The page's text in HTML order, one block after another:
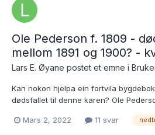
Ole Pederson f. 1809 -
mellom 1891 og 1900? -
Lars E. Øyane postet et emne i
Kan nokon hjelpa ein fortvila
dødsfallet til denne karen? Ole
Andersdotter (Ombandsnes) døypt i
Mars 2, 2022 11 svar